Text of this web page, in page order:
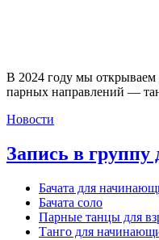
В 2024 году мы открываем
парных направлений —
Новости
Запись в
Бачата для
Бачата соло
Парные танцы для
Танго для